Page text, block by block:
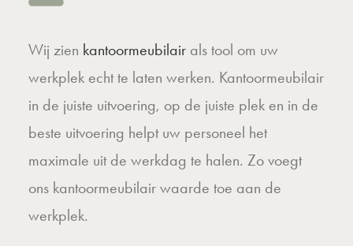
Wij zien kantoormeubilair als tool om uw
werkplek echt te laten werken. Kantoormeubilair
in de juiste uitvoering, op de juiste plek en in de
beste uitvoering helpt uw personeel het
maximale uit de werkdag te halen. Zo voegt
ons kantoormeubilair waarde toe aan de
werkplek.